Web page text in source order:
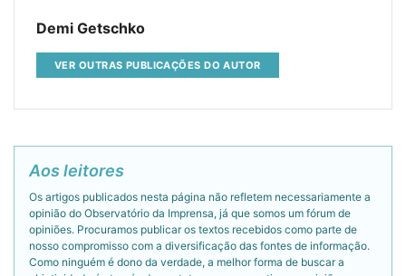
Demi Getschko
VER OUTRAS PUBLICAÇÕES DO AUTOR
Aos leitores
Os artigos publicados nesta página não refletem necessariamente a
opinião do Observatório da Imprensa, já que somos um fórum de
opiniões. Procuramos publicar os textos recebidos como parte de
nosso compromisso com a diversificação das fontes de informação.
Como ninguém é dono da verdade, a melhor forma de buscar a